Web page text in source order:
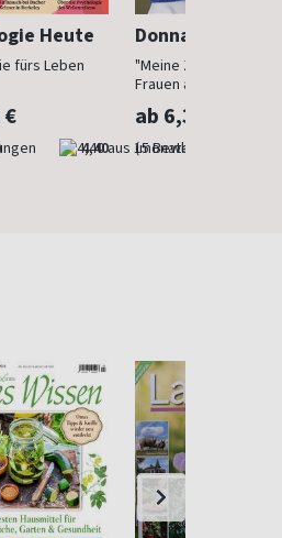
Heute
fürs Leben
4,40
Donna
"Meine Zeit ist jetzt":
Frauen ab 40
ab 6,30 €
(monatlich)